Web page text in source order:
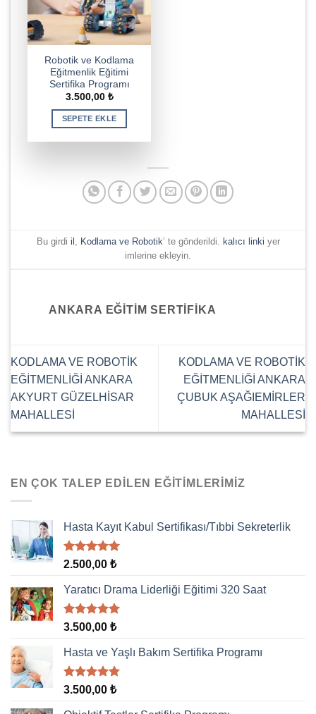
Robotik ve Kodlama
Eğitmenlik Eğitimi
Sertifika Programı
3.500,00 ₺
SEPETE EKLE
Bu girdi il , Kodlama ve Robotik’ te gönderildi. kalıcı linki yer
imlerine ekleyin.
ANKARA EĞITIM SERTIFIKA
KODLAMA VE ROBOTİK
EĞİTMENLİĞİ ANKARA
AKYURT GÜZELHİSAR
MAHALLESİ
KODLAMA VE ROBOTİK
EĞİTMENLİĞİ ANKARA
ÇUBUK AŞAĞIEMİRLER
MAHALLESİ
EN ÇOK TALEP EDILEN EĞITIMLERIMIZ
Hasta Kayıt Kabul Sertifikası/Tıbbi Sekreterlik
5 üzerinden
aldı
2.500,00 ₺
Yaratıcı Drama Liderliği Eğitimi 320 Saat
5 üzerinden
aldı
3.500,00 ₺
Hasta ve Yaşlı Bakım Sertifika Programı
5 üzerinden
aldı
3.500,00 ₺